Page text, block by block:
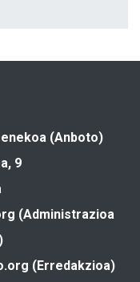
(Anboto)
9
(Administrazioa
(Erredakzioa)